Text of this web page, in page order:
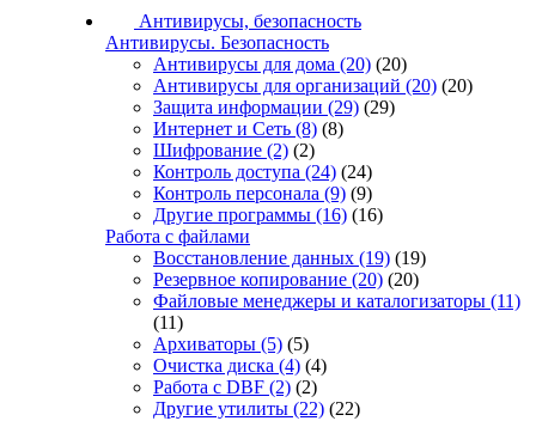
Антивирусы, безопасность
Антивирусы. Безопасность
Антивирусы для дома (20) (20)
Антивирусы для организаций (20) (20)
Защита информации (29) (29)
Интернет и Сеть (8) (8)
Шифрование (2) (2)
Контроль доступа (24) (24)
Контроль персонала (9) (9)
Другие программы (16) (16)
Работа с файлами
Восстановление данных (19) (19)
Резервное копирование (20) (20)
Файловые менеджеры и каталогизаторы (11)
(11)
Архиваторы (5) (5)
Очистка диска (4) (4)
Работа с DBF (2) (2)
Другие утилиты (22) (22)